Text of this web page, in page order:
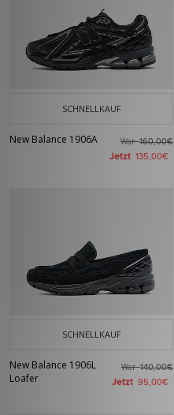
SCHNELLKAUF
New Balance 1906A War160,00€
Jetzt 135,00€
SCHNELLKAUF
New Balance 1906L
Loafer
War140,00€
Jetzt 95,00€